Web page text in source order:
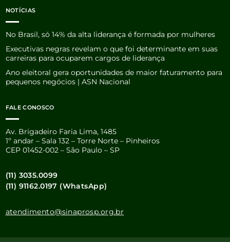
NOTÍCIAS
No Brasil, só 14% da alta liderança é formada por mulheres
Executivas negras revelam o que foi determinante em suas
carreiras para ocuparem cargos de liderança
Ano eleitoral gera oportunidades de maior faturamento para
pequenos negócios | ASN Nacional
FALE CONOSCO
Av. Brigadeiro Faria Lima, 1485
1º andar – Sala 132 – Torre Norte – Pinheiros
CEP 01452-002 – São Paulo – SP
(11) 3035.0099
(11) 91162.0197 (WhatsApp)
atendimento@sinaprosp.org.br